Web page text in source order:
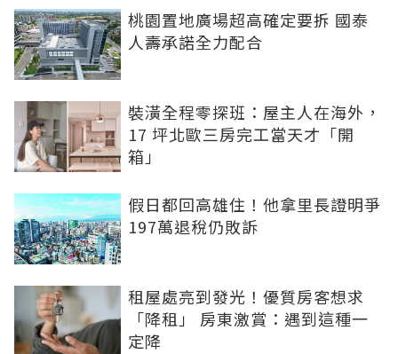
桃園置地廣場超高確定要拆 國泰
人壽承諾全力配合
裝潢全程零探班：屋主人在海外，
17 坪北歐三房完工當天才「開
箱」
假日都回高雄住！他拿里長證明爭
197萬退稅仍敗訴
租屋處亮到發光！優質房客想求
「降租」 房東激賞：遇到這種一
定降